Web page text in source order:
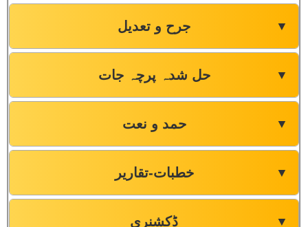
جرح و تعدیل ▼
حل شدہ پرچہ جات ▼
حمد و نعت ▼
خطبات-تقاریر ▼
ڈکشنری ▼